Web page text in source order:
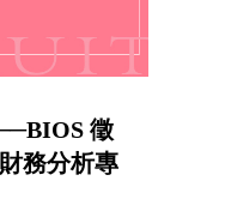
徵
務分析專